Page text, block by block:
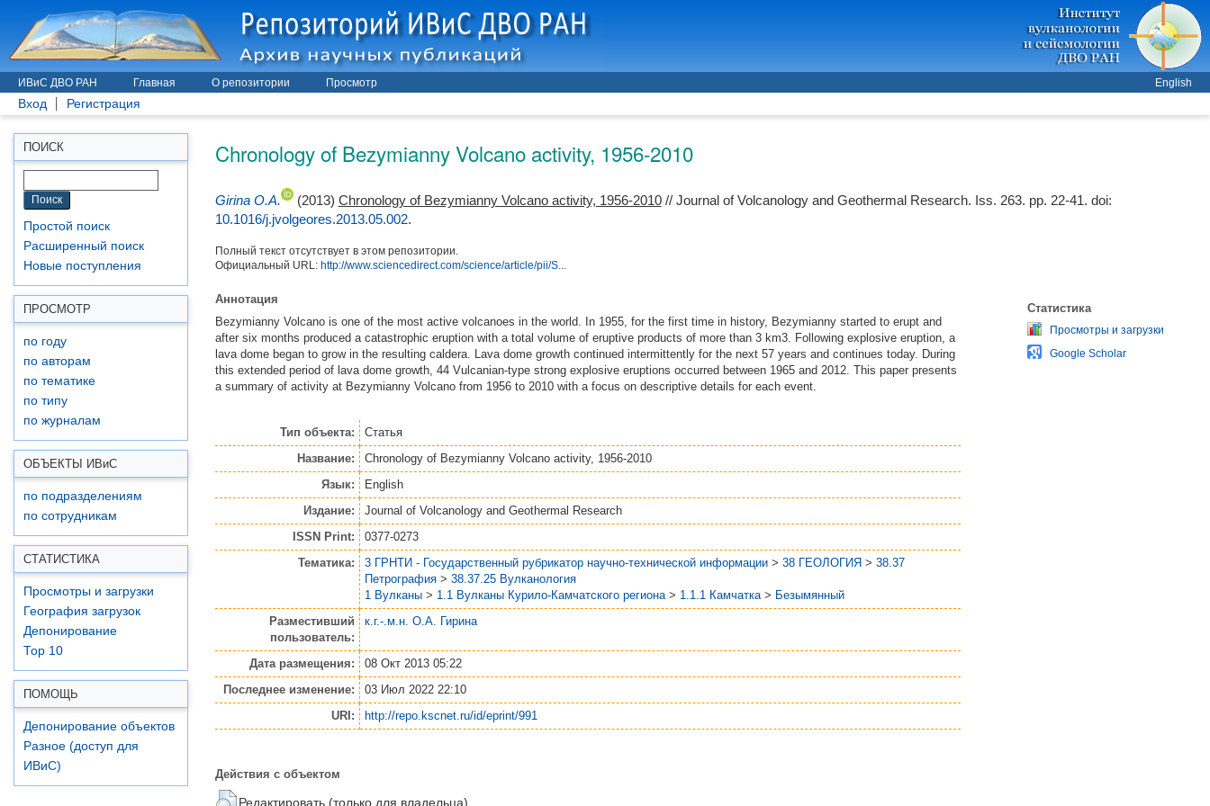
ИВиС ДВО РАН Главная О репозитории Просмотр English
Вход Регистрация
ПОИСК
Простой поиск
Расширенный поиск
Новые поступления
ПРОСМОТР
по году
по авторам
по тематике
по типу
по журналам
ОБЪЕКТЫ ИВиС
по подразделениям
по сотрудникам
СТАТИСТИКА
Просмотры и загрузки
География загрузок
Депонирование
Top 10
ПОМОЩЬ
Депонирование объектов
Разное (доступ для
ИВиС)
Chronology of Bezymianny Volcano activity, 1956-2010
Girina O.A. (2013) Chronology of Bezymianny Volcano activity, 1956-2010// Journal of Volcanology and Geothermal Research. Iss. 263. pp. 22-41. doi:
10.1016/j.jvolgeores.2013.05.002.
Полный текст отсутствует в этом репозитории.
Официальный URL: http://www.sciencedirect.com/science/article/pii/S...
Аннотация
Bezymianny Volcano is one of the most active volcanoes in the world. In 1955, for the first time in history, Bezymianny started to erupt and
after six months produced a catastrophic eruption with a total volume of eruptive products of more than 3 km3. Following explosive eruption, a
lava dome began to grow in the resulting caldera. Lava dome growth continued intermittently for the next 57 years and continues today. During
this extended period of lava dome growth, 44 Vulcanian-type strong explosive eruptions occurred between 1965 and 2012. This paper presents
a summary of activity at Bezymianny Volcano from 1956 to 2010 with a focus on descriptive details for each event.
Тип объекта:
Статья
Название:
Chronology of Bezymianny Volcano activity, 1956-2010
Язык:
English
Издание:
Journal of Volcanology and Geothermal Research
ISSN Print:
0377-0273
Тематика:
3 ГРНТИ - Государственный рубрикатор научно-технической информации > 38 ГЕОЛОГИЯ > 38.37
Петрография > 38.37.25 Вулканология
1 Вулканы > 1.1 Вулканы Курило-Камчатского региона > 1.1.1 Камчатка > Безымянный
Разместивший
пользователь:
к.г.-.м.н. О.А. Гирина
Дата размещения:
08 Окт 2013 05:22
Последнее изменение:
03 Июл 2022 22:10
URI:
http://repo.kscnet.ru/id/eprint/991
Действия с объектом
Редактировать (только для владельца)
Статистика
Просмотры и загрузки
Google Scholar